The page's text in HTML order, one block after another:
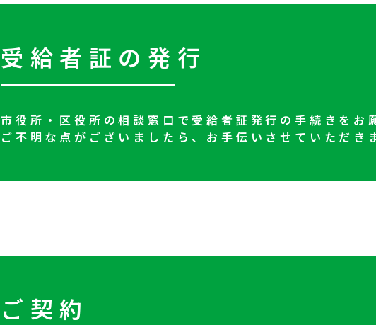
受給者証の発行
市役所・区役所の相談窓口で受給者証発行の手続きをお
ご不明な点がございましたら、お手伝いさせていただき
ご契約